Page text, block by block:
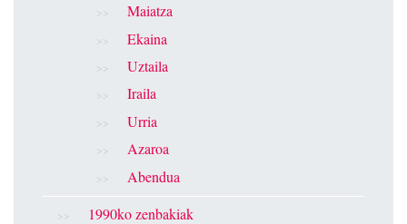
Maiatza
Ekaina
Uztaila
Iraila
Urria
Azaroa
Abendua
1990ko zenbakiak